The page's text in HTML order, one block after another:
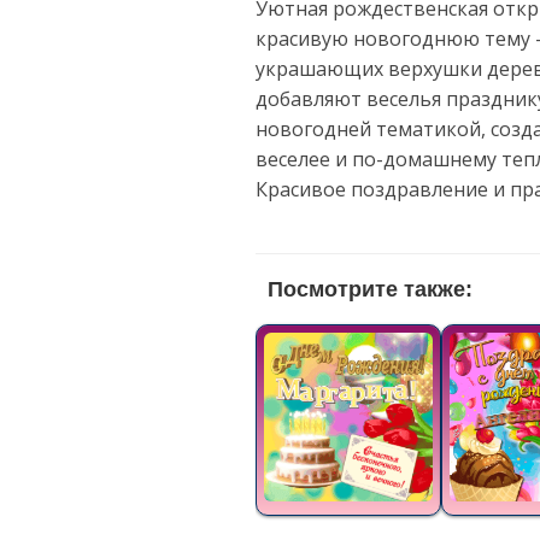
Уютная рождественская
красивую новогоднюю тему
украшающих верхушки
добавляют веселья
новогодней тематикой,
веселее и по-домашнему
Красивое поздравление и
Посмотрите также: